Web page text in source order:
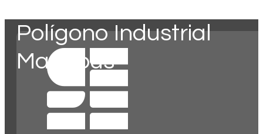
Polígono Industrial
Mas Tous